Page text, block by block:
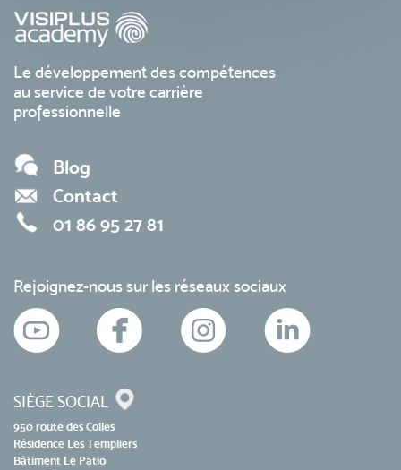
Le développement des compétences
au service de votre carrière
professionnelle
Blog
Contact
01 86 95 27 81
Rejoignez-nous sur les réseaux sociaux
SIÈGE SOCIAL
950 route des Colles
Résidence Les Templiers
Bâtiment Le Patio